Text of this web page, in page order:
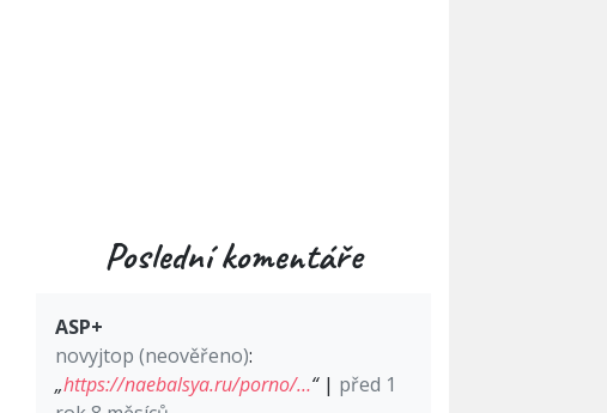
Poslední komentáře
ASP+
novyjtop (neověřeno):
„https://naebalsya.ru/porno/…“| před 1